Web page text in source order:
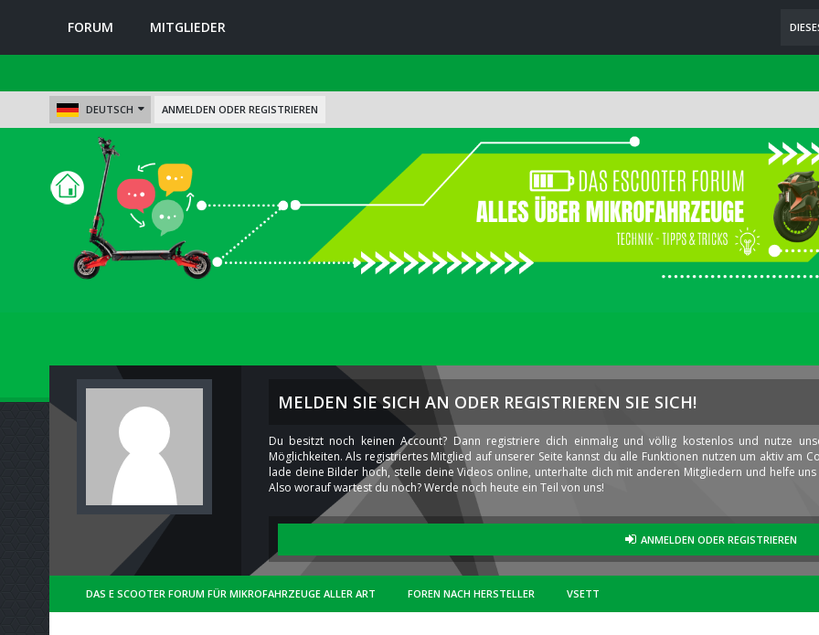
FORUM MITGLIEDER
DEUTSCH ANMELDEN ODER REGISTRIEREN
MELDEN SIE SICH AN ODER REGISTRIEREN SIE SICH!
Du besitzt noch keinen Account? Dann registriere dich einmalig und völlig kostenlos und nutze
Möglichkeiten. Als registriertes Mitglied auf unserer Seite kannst du alle Funktionen nutzen um aktiv am
lade deine Bilder hoch, stelle deine Videos online, unterhalte dich mit anderen Mitgliedern und helfe
Also worauf wartest du noch? Werde noch heute ein Teil von uns!
ANMELDEN ODER REGISTRIEREN
DAS E SCOOTER FORUM FÜR MIKROFAHRZEUGE ALLER ART FOREN NACH HERSTELLER VSETT